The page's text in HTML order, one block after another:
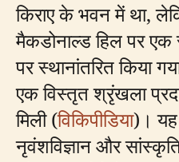
किराए के भवन में था,
मैकडोनाल्ड हिल पर
पर स्थानांतरित किया
एक विस्तृत श्रृंखला
मिली (विकिपीडिया)। यह
नृवंशविज्ञान और